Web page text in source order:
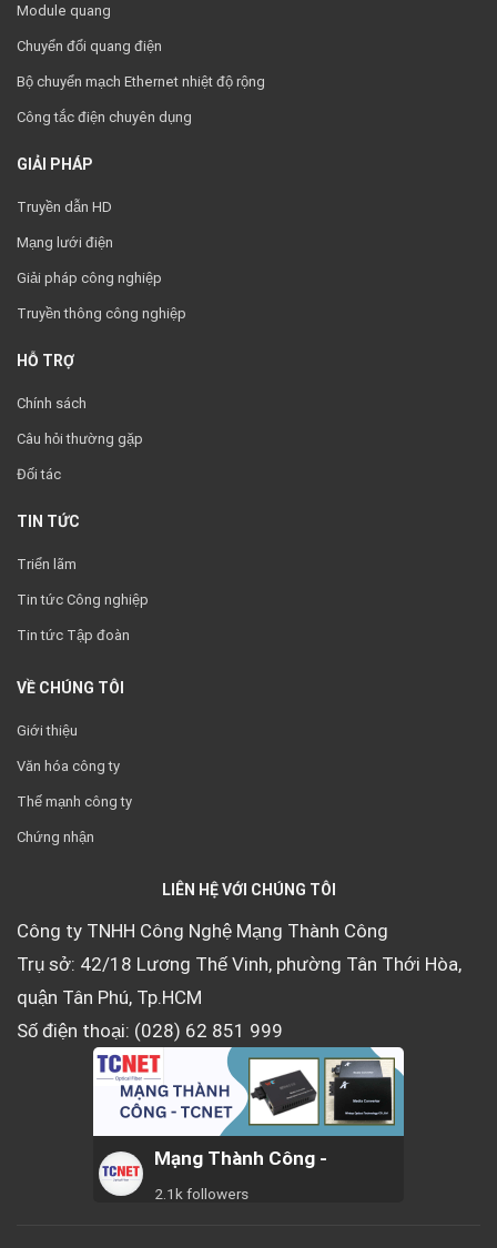
Module quang
Chuyển đổi quang điện
Bộ chuyển mạch Ethernet nhiệt độ rộng
Công tắc điện chuyên dụng
GIẢI PHÁP
Truyền dẫn HD
Mạng lưới điện
Giải pháp công nghiệp
Truyền thông công nghiệp
HỖ TRỢ
Chính sách
Câu hỏi thường gặp
Đối tác
TIN TỨC
Triển lãm
Tin tức Công nghiệp
Tin tức Tập đoàn
VỀ CHÚNG TÔI
Giới thiệu
Văn hóa công ty
Thế mạnh công ty
Chứng nhận
LIÊN HỆ VỚI CHÚNG TÔI
Công ty TNHH Công Nghệ Mạng Thành Công
Trụ sở: 42/18 Lương Thế Vinh, phường Tân Thới Hòa,
quận Tân Phú, Tp.HCM
Số điện thoại: (028) 62 851 999
Mạng Thành Công -
2.1k followers